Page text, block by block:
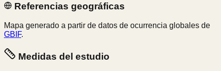
Referencias geográficas
Mapa generado a partir de datos de ocurrencia globales de
GBIF.
Medidas del estudio